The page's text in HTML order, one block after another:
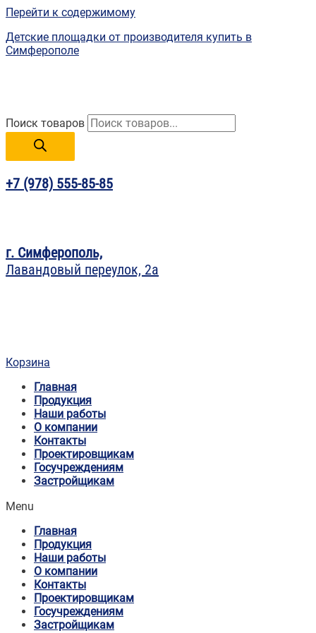
Перейти к содержимому
Детские площадки от производителя купить в
Симферополе
Поиск товаров
+7 (978) 555-85-85
г. Симферополь,
Лавандовый переулок, 2а
Корзина
Главная
Продукция
Наши работы
О компании
Контакты
Проектировщикам
Госучреждениям
Застройщикам
Menu
Главная
Продукция
Наши работы
О компании
Контакты
Проектировщикам
Госучреждениям
Застройщикам